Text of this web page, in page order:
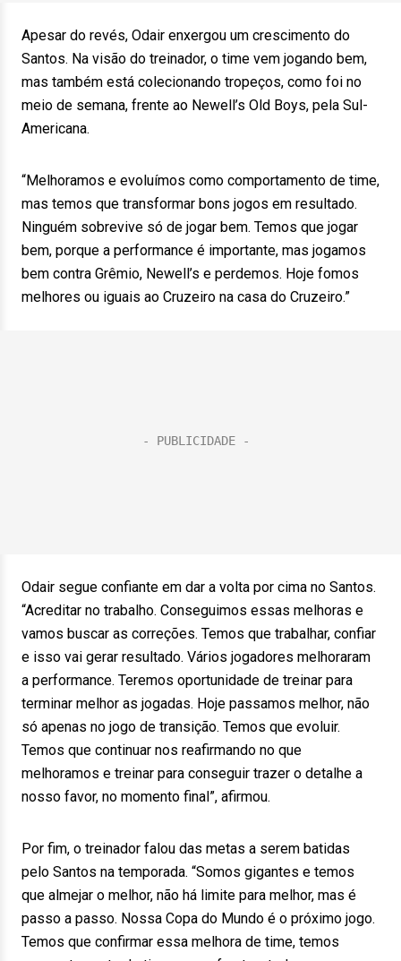
Apesar do revés, Odair enxergou um crescimento do
Santos. Na visão do treinador, o time vem jogando bem,
mas também está colecionando tropeços, como foi no
meio de semana, frente ao Newell’s Old Boys, pela Sul-
Americana.
“Melhoramos e evoluímos como comportamento de time,
mas temos que transformar bons jogos em resultado.
Ninguém sobrevive só de jogar bem. Temos que jogar
bem, porque a performance é importante, mas jogamos
bem contra Grêmio, Newell’s e perdemos. Hoje fomos
melhores ou iguais ao Cruzeiro na casa do Cruzeiro.”
Odair segue confiante em dar a volta por cima no Santos.
“Acreditar no trabalho. Conseguimos essas melhoras e
vamos buscar as correções. Temos que trabalhar, confiar
e isso vai gerar resultado. Vários jogadores melhoraram
a performance. Teremos oportunidade de treinar para
terminar melhor as jogadas. Hoje passamos melhor, não
só apenas no jogo de transição. Temos que evoluir.
Temos que continuar nos reafirmando no que
melhoramos e treinar para conseguir trazer o detalhe a
nosso favor, no momento final”, afirmou.
Por fim, o treinador falou das metas a serem batidas
pelo Santos na temporada. “Somos gigantes e temos
que almejar o melhor, não há limite para melhor, mas é
passo a passo. Nossa Copa do Mundo é o próximo jogo.
Temos que confirmar essa melhora de time, temos